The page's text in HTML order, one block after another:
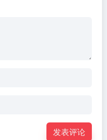
发表评论